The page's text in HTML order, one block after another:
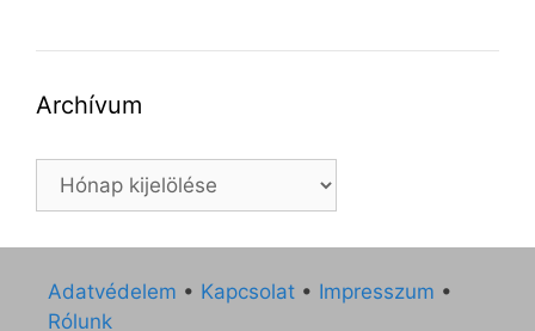
Archívum
Archívum
Adatvédelem • Kapcsolat • Impresszum •
Rólunk